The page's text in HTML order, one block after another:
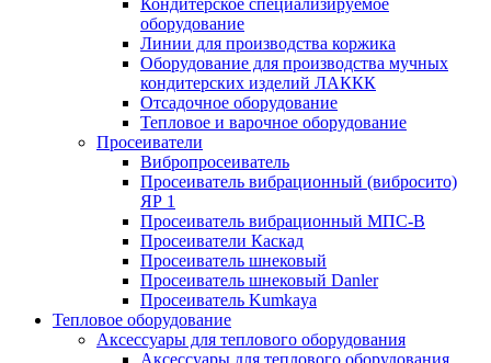
Кондитерское специализируемое
оборудование
Линии для производства коржика
Оборудование для производства мучных
кондитерских изделий ЛАККК
Отсадочное оборудование
Тепловое и варочное оборудование
Просеиватели
Вибропросеиватель
Просеиватель вибрационный (вибросито)
ЯР 1
Просеиватель вибрационный МПС-В
Просеиватели Каскад
Просеиватель шнековый
Просеиватель шнековый Danler
Просеиватель Kumkaya
Тепловое оборудование
Аксессуары для теплового оборудования
Аксессуары для теплового оборудования